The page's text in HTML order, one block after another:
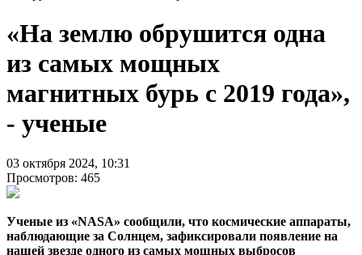
«На землю обрушится одна
из самых мощных
магнитных бурь с 2019 года»,
- ученые
03 октября 2024, 10:31
Просмотров: 465
Ученые из «NASA» сообщили, что космические аппараты,
наблюдающие за Солнцем, зафиксировали появление на
нашей звезде одного из самых мощных выбросов